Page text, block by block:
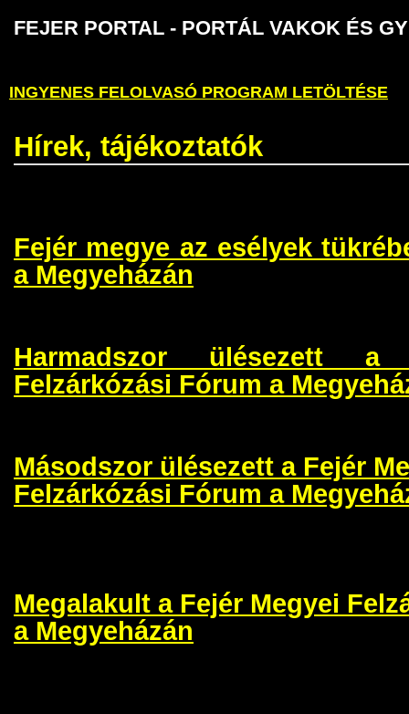
FEJER PORTAL - PORTÁL VAKOK ÉS
INGYENES FELOLVASÓ PROGRAM LETÖLTÉSE
Hírek, tájékoztatók
Fejér megye az esélyek
a Megyeházán
Harmadszor ülésezett a
Felzárkózási Fórum a
Másodszor ülésezett a Fejér
Felzárkózási Fórum a
Megalakult a Fejér Megyei
a Megyeházán